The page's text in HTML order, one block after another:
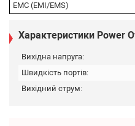
EMC (EMI/EMS)
Характеристики Power
Вихідна напруга:
Швидкість портів:
Вихідний струм: